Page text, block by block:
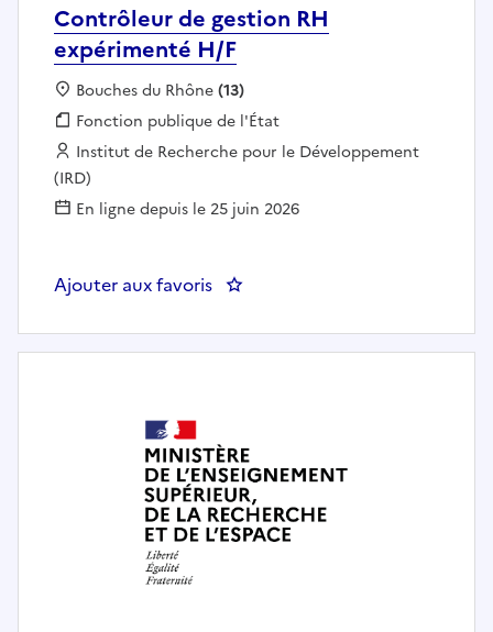
Contrôleur de gestion RH
expérimenté H/F
Localisation :
Bouches du Rhône(13)
Fonction publique :
Fonction publique de l'État
Employeur :
Institut de Recherche pour le Développement
(IRD)
En ligne depuis le 25 juin 2026
Ajouter aux favoris : Contrôleur de gestion RH